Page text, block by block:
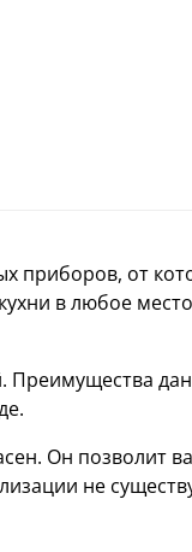
от
в любое
Он позволит
не